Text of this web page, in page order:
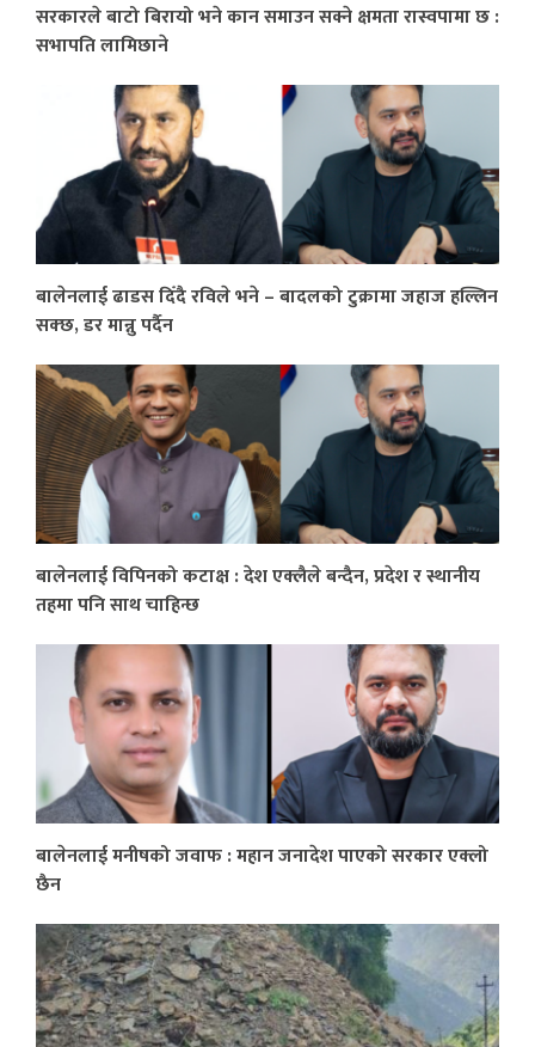
सरकारले बाटो बिरायो भने कान समाउन सक्ने क्षमता रास्वपामा छ :
सभापति लामिछाने
बालेनलाई ढाडस दिँदै रविले भने – बादलको टुक्रामा जहाज हल्लिन
सक्छ, डर मान्नु पर्दैन
बालेनलाई विपिनको कटाक्ष : देश एक्लैले बन्दैन, प्रदेश र स्थानीय
तहमा पनि साथ चाहिन्छ
बालेनलाई मनीषको जवाफ : महान जनादेश पाएको सरकार एक्लो
छैन